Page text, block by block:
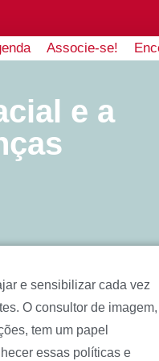
Associe-se!
e a
e sensibilizar cada vez
O consultor de imagem,
tem um papel
essas políticas e